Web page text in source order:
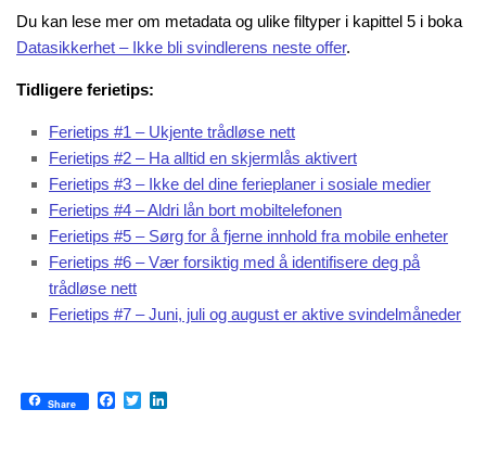
Du kan lese mer om metadata og ulike filtyper i kapittel 5 i boka
Datasikkerhet – Ikke bli svindlerens neste offer.
Tidligere ferietips:
Ferietips #1 – Ukjente trådløse nett
Ferietips #2 – Ha alltid en skjermlås aktivert
Ferietips #3 – Ikke del dine ferieplaner i sosiale medier
Ferietips #4 – Aldri lån bort mobiltelefonen
Ferietips #5 – Sørg for å fjerne innhold fra mobile enheter
Ferietips #6 – Vær forsiktig med å identifisere deg på
trådløse nett
Ferietips #7 – Juni, juli og august er aktive svindelmåneder
Share Facebook
Twitter